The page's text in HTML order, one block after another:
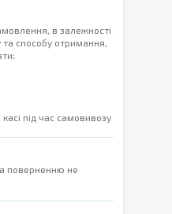
в залежності
та способу отримання,
під час самовивозу
поверненню не